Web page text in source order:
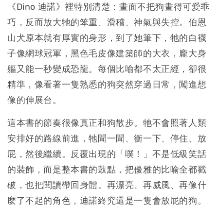
《Dino 迪諾》裡特別清楚：畫面不把狗畫得可愛乖
巧，反而放大牠的笨重、滑稽、神氣與失控。伯恩
山犬原本就有厚實的身形，到了她筆下，牠的白襪
子像網球冠軍，黑色毛皮像建築師的大衣，龐大身
軀又能一秒變成恐龍。每個比喻都不太正經，卻很
精準，像看著一隻熟悉的狗突然穿過日常，闖進想
像的伸展台。
這本書的節奏很像真正和狗散步。牠不會照著人類
安排好的路線前進，牠聞一聞、衝一下、停住、放
屁，然後繼續。反覆出現的「噗！」不是低級笑話
的裝飾，而是整本書的鼓點，把優雅的比喻全都戳
破，也把閱讀帶回身體。再漂亮、再威風、再像什
麼了不起的角色，迪諾終究還是一隻會放屁的狗。